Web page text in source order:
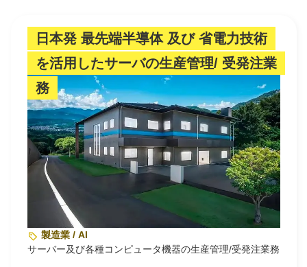
日本発 最先端半導体 及び 省電力技術
を活用したサーバの生産管理/ 受発注業
務
製造業 / AI
サーバー及び各種コンピュータ機器の生産管理/受発注業務